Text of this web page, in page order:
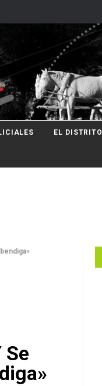
EL DISTRITO
Se